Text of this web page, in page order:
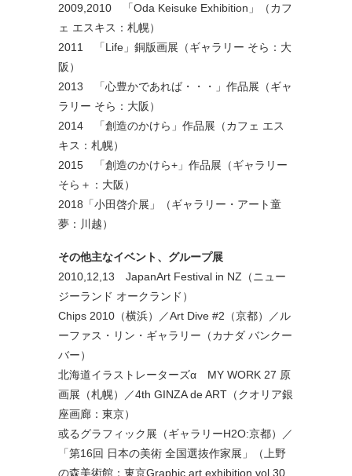
2009,2010 「Oda Keisuke Exhibition」（カフ
ェ エスキス：札幌）
2011 「Life」銅版画展（ギャラリー そら：大
阪）
2013 「心豊かであれば・・・」作品展（ギャ
ラリー そら：大阪）
2014 「創造のかけら」作品展（カフェ エス
キス：札幌）
2015 「創造のかけら+」作品展（ギャラリー
そら＋：大阪）
2018「小田啓介展」（ギャラリー・アート童
夢：川越）
その他主なイベント、グループ展
2010,12,13 JapanArt Festival in NZ（ニュー
ジーランド オークランド）
Chips 2010（横浜）／Art Dive #2（京都）／ル
ーファス・リン・ギャラリー（カナダ バンクー
バー）
北海道イラストレーターズα MY WORK 27 原
画展（札幌）／4th GINZA de ART（クオリア銀
座画廊：東京）
或るグラフィック展（ギャラリーH2O:京都）／
「第16回 日本の美術 全国選抜作家展」（上野
の森美術館：東京Graphic art exhibition vol.30